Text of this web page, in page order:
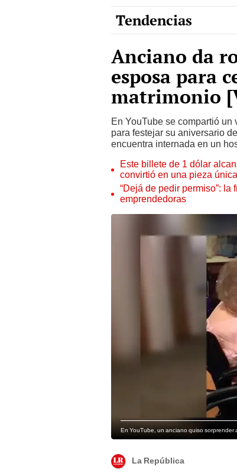
Tendencias
Anciano da
esposa para
matrimonio
En YouTube se compartió
para festejar su aniversario
encuentra internada en un
Este billete de 1 dólar
convirtió en una pieza
“Dejá de pedir permiso”:
emprendedoras
En YouTube, un anciano quiso sorprender
La República